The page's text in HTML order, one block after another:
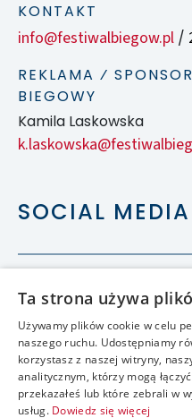
KONTAKT
info@festiwalbiegow.pl /
REKLAMA ⁄
BIEGOWY
Kamila Laskowska
SOCIAL
Ta strona używa
Używamy plików cookie w celu
naszego ruchu. Udostępniamy
korzystasz z naszej witryny,
analitycznym, którzy mogą
przekazałeś lub które zebrali w
usług. Dowiedz się więcej